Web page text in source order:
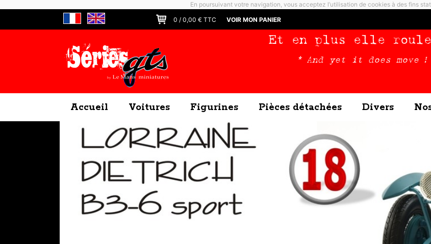
En poursuivant votre navigation, vous acceptez l’utilisation de cookies à des fins
0 / 0,00 € TTC VOIR MON PANIER
Accueil Voitures Figurines Pièces détachées Divers
Et en plus elle
* And yet it does move !